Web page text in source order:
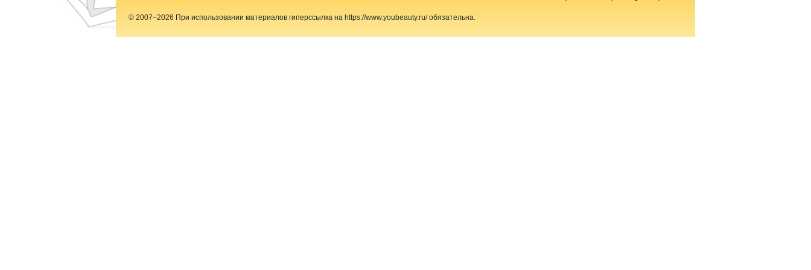
© 2007–2026 При использовании материалов гиперссылка на https://www.youbeauty.ru/ обязательна.